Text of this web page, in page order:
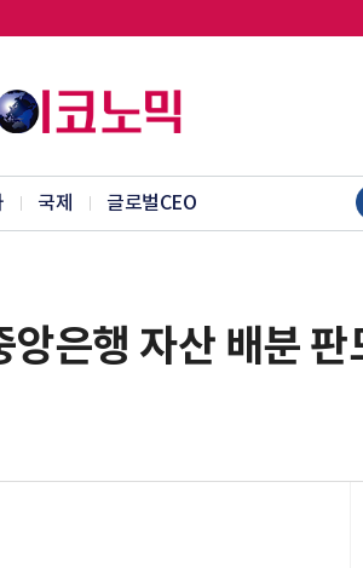
국제 글로벌CEO
은행 자산 배분 판